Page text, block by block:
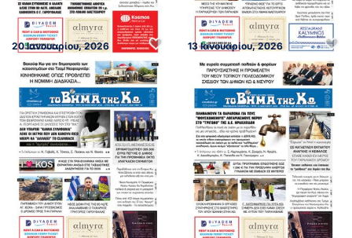
20 Ιανουαρίου, 2026 13 Ιανουαρίου, 2026